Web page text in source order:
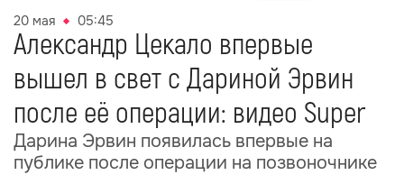
20 мая 05:45
Александр Цекало впервые
вышел в свет с Дариной Эрвин
после её операции: видео Super
Дарина Эрвин появилась впервые на
публике после операции на позвоночнике